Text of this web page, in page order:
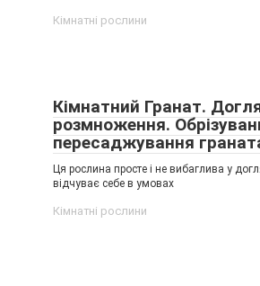
Кімнатні рослини
Кімнатний Гранат.
розмноження.
пересаджування
Ця рослина просте і не вибаглива у
відчуває себе в умовах
Кімнатні рослини